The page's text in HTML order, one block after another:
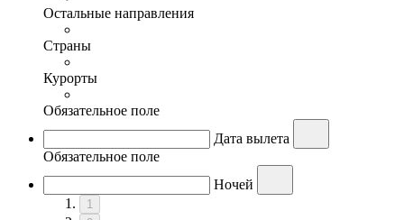
Остальные направления
Страны
Курорты
Обязательное поле
Дата вылета
Обязательное поле
Ночей
1